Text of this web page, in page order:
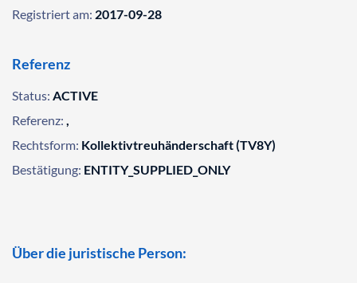
Registriert am: 2017-09-28
Referenz
Status: ACTIVE
Referenz: ,
Rechtsform: Kollektivtreuhänderschaft (TV8Y)
Bestätigung: ENTITY_SUPPLIED_ONLY
Über die juristische Person: